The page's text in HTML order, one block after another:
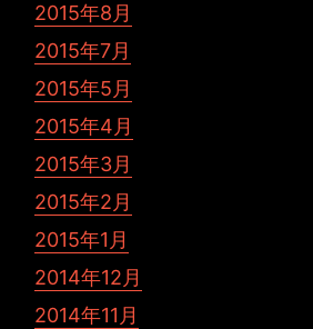
2015年8月
2015年7月
2015年5月
2015年4月
2015年3月
2015年2月
2015年1月
2014年12月
2014年11月